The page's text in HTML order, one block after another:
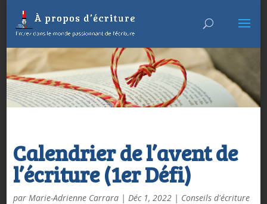
Calendrier de l’avent de
l’écriture (1er Défi)
par Marie-Adrienne Carrara| Déc 1, 2022| Conseils d'écriture